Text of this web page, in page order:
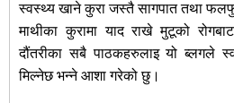
स्वस्थ्य खाने कुरा जस्तै सागपात तथा
माथीका कुरामा याद राखे मुटूको
दौंतरीका सबै पाठकहरुलाइ यो ब्लगले
मिल्नेछ भन्ने आशा गरेको छु।